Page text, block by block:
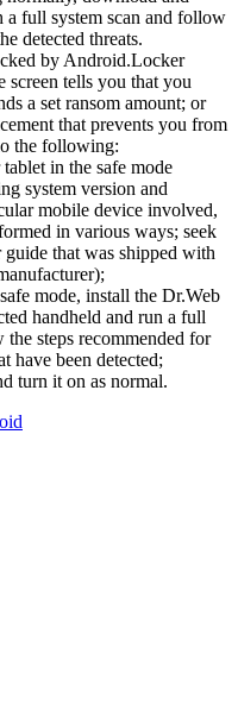
full system scan and follow
detected threats.
by Android.Locker
screen tells you that you
a set ransom amount; or
that prevents you from
the following:
in the safe mode
system version and
mobile device involved,
in various ways; seek
that was shipped with
mode, install the Dr.Web
handheld and run a full
steps recommended for
have been detected;
turn it on as normal.